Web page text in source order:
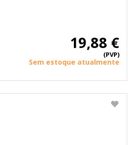
19,88 €
(PVP)
Sem estoque atualmente